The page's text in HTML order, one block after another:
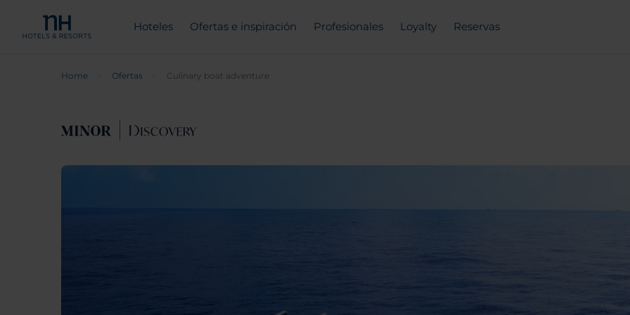
Hoteles Ofertas e inspiración Profesionales Loyalty Reservas
Home Ofertas Culinary boat adventure